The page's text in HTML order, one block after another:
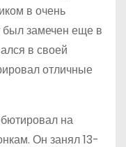
в очень
был замечен еще в
в своей
отличные
на
Он занял 13-